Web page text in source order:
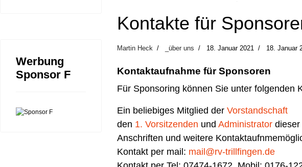
Werbung
Sponsor F
Kontakte für
Martin Heck _über uns 18. Januar 2021 18. Januar
Kontaktaufnahme für Sponsoren
Für Sponsoring können Sie unter folgenden
Ein beliebiges Mitglied der Vorstandschaft
den 1. Vorsitzenden und Administrator dieser
Anschriften und weitere
Kontakt per mail: mail@rv-trillfingen.de